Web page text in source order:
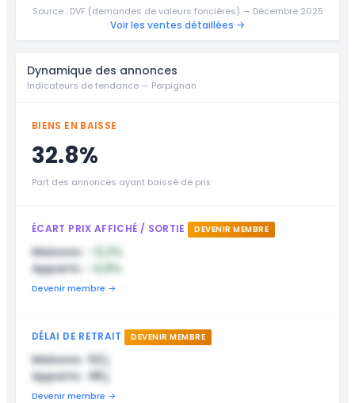
Source : DVF (demandes de valeurs foncières) — Décembre 2025
Voir les ventes détaillées →
Dynamique des annonces
Indicateurs de tendance — Perpignan
BIENS EN BAISSE
32.8%
Part des annonces ayant baissé de prix
ÉCART PRIX AFFICHÉ / SORTIE DEVENIR MEMBRE
Maisons :
-3,2%
Apparts :
-2,8%
Devenir membre →
DÉLAI DE RETRAIT DEVENIR MEMBRE
Maisons : 52 j
Apparts : 48 j
Devenir membre →